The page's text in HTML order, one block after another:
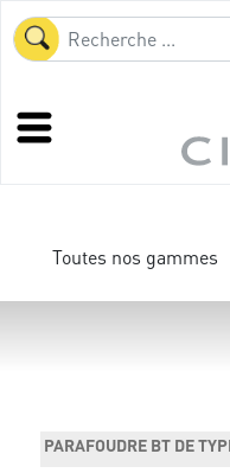
Toutes nos gammes
PARAFOUDRE BT DE